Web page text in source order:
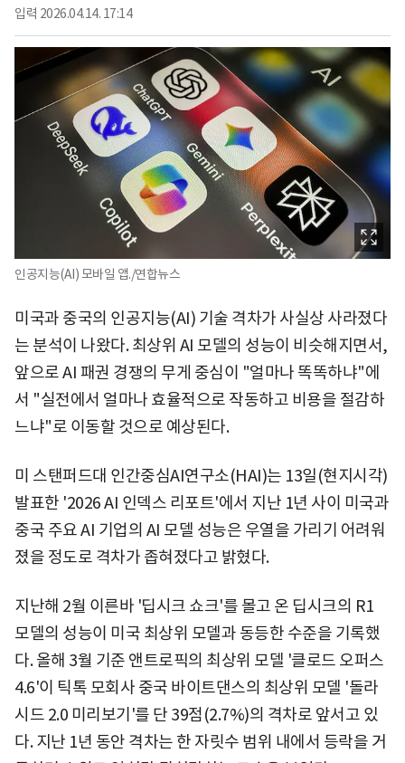
입력 2026.04.14. 17:14
인공지능(AI) 모바일 앱./연합뉴스
미국과 중국의 인공지능(AI) 기술 격차가 사실상 사라졌다
는 분석이 나왔다. 최상위 AI 모델의 성능이 비슷해지면서,
앞으로 AI 패권 경쟁의 무게 중심이 "얼마나 똑똑하냐"에
서 "실전에서 얼마나 효율적으로 작동하고 비용을 절감하
느냐"로 이동할 것으로 예상된다.
미 스탠퍼드대 인간중심AI연구소(HAI)는 13일(현지시각)
발표한 '2026 AI 인덱스 리포트'에서 지난 1년 사이 미국과
중국 주요 AI 기업의 AI 모델 성능은 우열을 가리기 어려워
졌을 정도로 격차가 좁혀졌다고 밝혔다.
지난해 2월 이른바 '딥시크 쇼크'를 몰고 온 딥시크의 R1
모델의 성능이 미국 최상위 모델과 동등한 수준을 기록했
다. 올해 3월 기준 앤트로픽의 최상위 모델 '클로드 오퍼스
4.6'이 틱톡 모회사 중국 바이트댄스의 최상위 모델 '돌라
시드 2.0 미리보기'를 단 39점(2.7%)의 격차로 앞서고 있
다. 지난 1년 동안 격차는 한 자릿수 범위 내에서 등락을 거